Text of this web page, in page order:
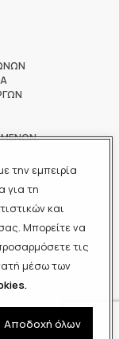
την εμπειρία
για τη
και
Μπορείτε να
τις
μέσω των
Αποδοχή όλων